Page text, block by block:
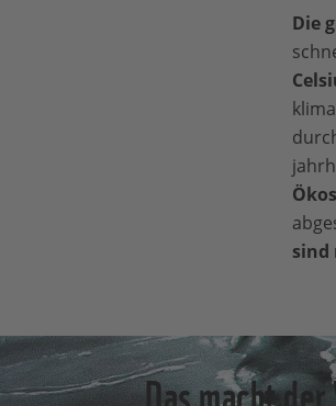
Die
sind
Das macht